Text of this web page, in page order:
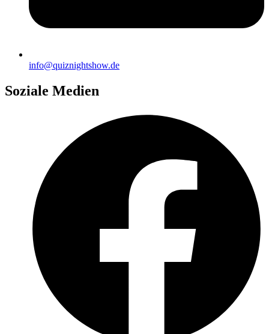
info@quiznightshow.de
Soziale Medien